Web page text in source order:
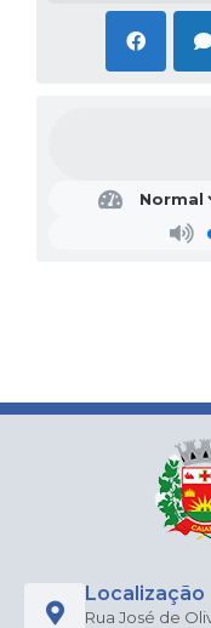
Localização
Rua José de